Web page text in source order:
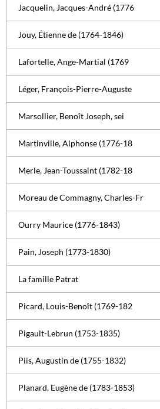
Jacquelin, Jacques-André (1776
Jouy, Étienne de (1764-1846)
Lafortelle, Ange-Martial (1769
Léger, François-Pierre-Auguste
Marsollier, Benoît Joseph, sei
Martinville, Alphonse (1776-18
Merle, Jean-Toussaint (1782-18
Moreau de Commagny, Charles-Fr
Ourry Maurice (1776-1843)
Pain, Joseph (1773-1830)
La famille Patrat
Picard, Louis-Benoît (1769-182
Pigault-Lebrun (1753-1835)
Piis, Augustin de (1755-1832)
Planard, Eugène de (1783-1853)